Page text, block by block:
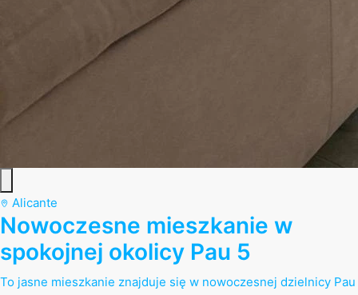
Alicante
Nowoczesne mieszkanie w
spokojnej okolicy Pau 5
To jasne mieszkanie znajduje się w nowoczesnej dzielnicy Pau